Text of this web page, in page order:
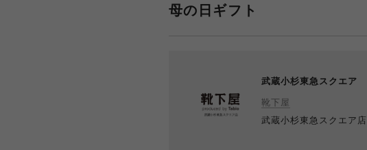
母の日ギフト
武蔵小杉東急スクエア
靴下屋
武蔵小杉東急スクエア店